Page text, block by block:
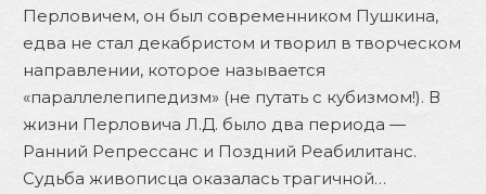
Перловичем, он был современником Пушкина,
едва не стал декабристом и творил в творческом
направлении, которое называется
«параллелепипедизм» (не путать с кубизмом!). В
жизни Перловича Л.Д. было два периода —
Ранний Репрессанс и Поздний Реабилитанс.
Судьба живописца оказалась трагичной…